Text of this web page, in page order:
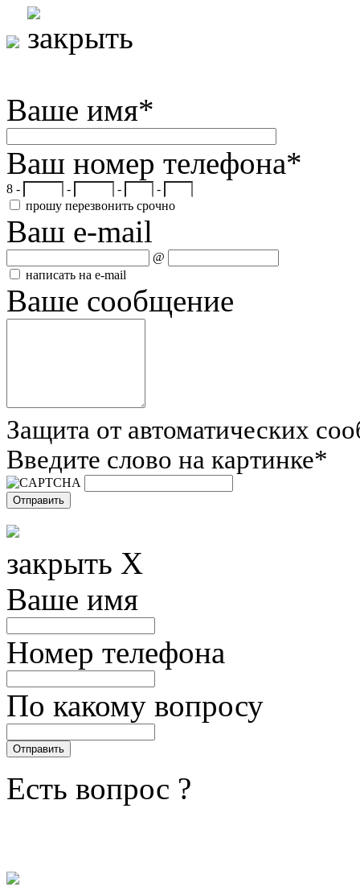
Ваше имя*
Ваш номер телефона*
8 - - -
-
прошу перезвонить срочно
Ваш e-mail
@
написать на e-mail
Ваше сообщение
Защита от автоматических
Введите слово на картинке*
закрыть X
Ваше имя
Номер телефона
По какому вопросу
Есть вопрос ?